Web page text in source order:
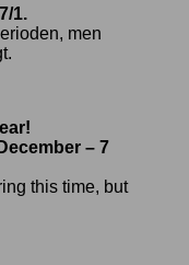
1.
men
– 7
this time, but